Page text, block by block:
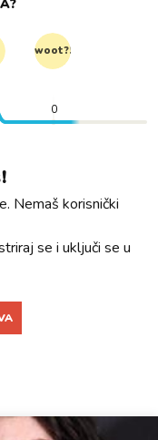
woot?!
0
Nemaš korisnički
se i uključi se u